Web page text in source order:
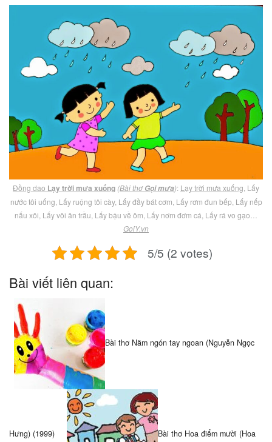
Đồng dao Lạy trời mưa xuống (Bài thơGọi mưa): Lạy trời mưa xuống , Lấy
nước tôi uống, Lấy ruộng tôi cày, Lấy đầy bát cơm, Lấy rơm đun bếp, Lấy nếp
nấu xôi, Lấy vôi ăn trầu, Lấy bậu về ôm, Lấy nơm đơm cá, Lấy rá vo gạo…
GoiY.vn
5/5 (2 votes)
Bài viết liên quan:
Bài thơ Năm ngón tay ngoan (Nguyễn Ngọc
Hưng) (1999) Bài thơ Hoa điểm mười (Hoa